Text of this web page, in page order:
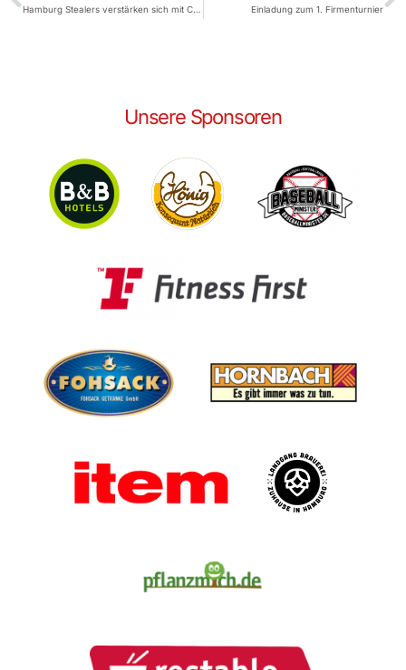
Hamburg Stealers verstärken sich mit Callum Murphy Einladung zum 1. Firmenturnier
Unsere Sponsoren